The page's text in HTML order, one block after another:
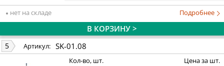
нет на складе Подробнее
В КОРЗИНУ >
5 Артикул: SK-01.08
Кол-во, шт. Цена за шт.